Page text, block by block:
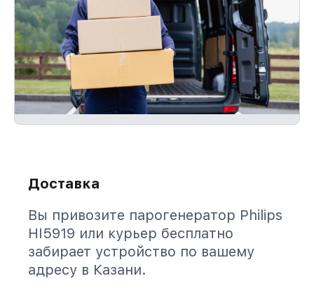
Доставка
Вы привозите парогенератор Philips
HI5919 или курьер бесплатно
забирает устройство по вашему
адресу в Казани.